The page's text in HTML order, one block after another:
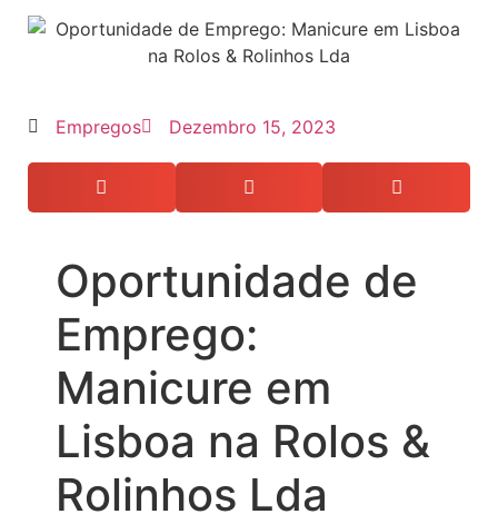
Empregos Dezembro 15, 2023
Oportunidade de
Emprego:
Manicure em
Lisboa na Rolos &
Rolinhos Lda